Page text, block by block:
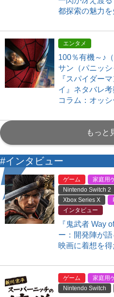
都探索の魅力
エンタメ
100％有機～♪
サン（パニッシ
『スパイダー
イ』ネタバレ
コラム：オッシ
もっと
#インタビュー
ゲーム 家庭用
Nintendo Switch 2
Xbox Series X
インタビュー
『鬼武者 Way
ー：開発陣が
映画に着想を
ゲーム 家庭用
Nintendo Switch